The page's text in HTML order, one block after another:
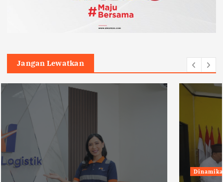
Jangan Lewatkan
Dinamika Nusantara